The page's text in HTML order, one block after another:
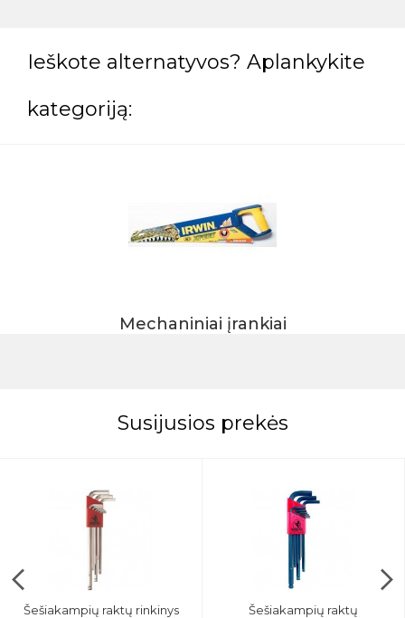
Ieškote alternatyvos? Aplankykite
kategoriją:
Mechaniniai įrankiai
Susijusios prekės
Šešiakampių raktų rinkinys
Šešiakampių raktų